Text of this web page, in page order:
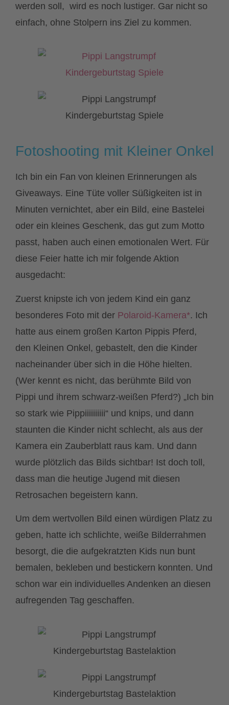
werden soll, wird es noch lustiger. Gar nicht so
einfach, ohne Stolpern ins Ziel zu kommen.
Fotoshooting mit Kleiner Onkel
Ich bin ein Fan von kleinen Erinnerungen als
Giveaways. Eine Tüte voller Süßigkeiten ist in
Minuten vernichtet, aber ein Bild, eine Bastelei
oder ein kleines Geschenk, das gut zum Motto
passt, haben auch einen emotionalen Wert. Für
diese Feier hatte ich mir folgende Aktion
ausgedacht:
Zuerst knipste ich von jedem Kind ein ganz
besonderes Foto mit der Polaroid-Kamera*. Ich
hatte aus einem großen Karton Pippis Pferd,
den Kleinen Onkel, gebastelt, den die Kinder
nacheinander über sich in die Höhe hielten.
(Wer kennt es nicht, das berühmte Bild von
Pippi und ihrem schwarz-weißen Pferd?) „Ich bin
so stark wie Pippiiiiiiiiii“ und knips, und dann
staunten die Kinder nicht schlecht, als aus der
Kamera ein Zauberblatt raus kam. Und dann
wurde plötzlich das Bilds sichtbar! Ist doch toll,
dass man die heutige Jugend mit diesen
Retrosachen begeistern kann.
Um dem wertvollen Bild einen würdigen Platz zu
geben, hatte ich schlichte, weiße Bilderrahmen
besorgt, die die aufgekratzten Kids nun bunt
bemalen, bekleben und bestickern konnten. Und
schon war ein individuelles Andenken an diesen
aufregenden Tag geschaffen.